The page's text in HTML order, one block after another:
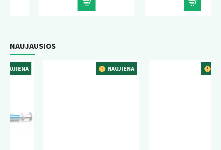
NAUJAUSIOS
NAUJIENA NAUJIENA